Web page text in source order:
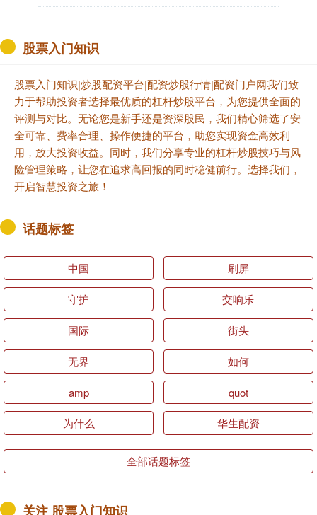
股票入门知识
股票入门知识|炒股配资平台|配资炒股行情|配资门户网我们致
力于帮助投资者选择最优质的杠杆炒股平台，为您提供全面的
评测与对比。无论您是新手还是资深股民，我们精心筛选了安
全可靠、费率合理、操作便捷的平台，助您实现资金高效利
用，放大投资收益。同时，我们分享专业的杠杆炒股技巧与风
险管理策略，让您在追求高回报的同时稳健前行。选择我们，
开启智慧投资之旅！
话题标签
中国 刷屏
守护 交响乐
国际 街头
无界 如何
amp quot
为什么 华生配资
全部话题标签
关注 股票入门知识